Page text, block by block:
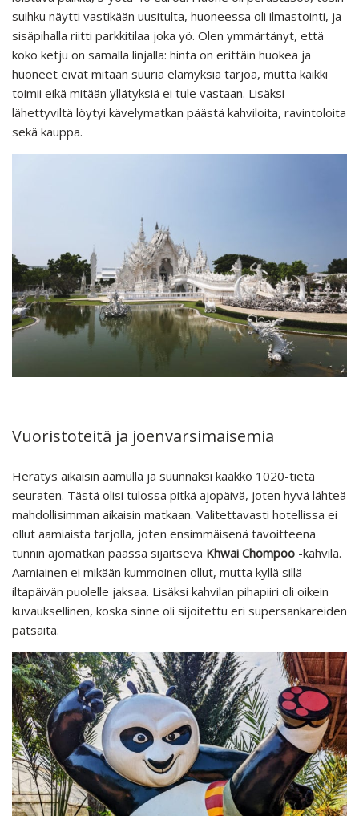
suihku näytti vastikään uusitulta, huoneessa oli ilmastointi, ja
sisäpihalla riitti parkkitilaa joka yö. Olen ymmärtänyt, että
koko ketju on samalla linjalla: hinta on erittäin huokea ja
huoneet eivät mitään suuria elämyksiä tarjoa, mutta kaikki
toimii eikä mitään yllätyksiä ei tule vastaan. Lisäksi
lähettyviltä löytyi kävelymatkan päästä kahviloita, ravintoloita
sekä kauppa.
Vuoristoteitä ja joenvarsimaisemia
Herätys aikaisin aamulla ja suunnaksi kaakko 1020-tietä
seuraten. Tästä olisi tulossa pitkä ajopäivä, joten hyvä lähteä
mahdollisimman aikaisin matkaan. Valitettavasti hotellissa ei
ollut aamiaista tarjolla, joten ensimmäisenä tavoitteena
tunnin ajomatkan päässä sijaitseva Khwai Chompoo -kahvila.
Aamiainen ei mikään kummoinen ollut, mutta kyllä sillä
iltapäivän puolelle jaksaa. Lisäksi kahvilan pihapiiri oli oikein
kuvauksellinen, koska sinne oli sijoitettu eri supersankareiden
patsaita.